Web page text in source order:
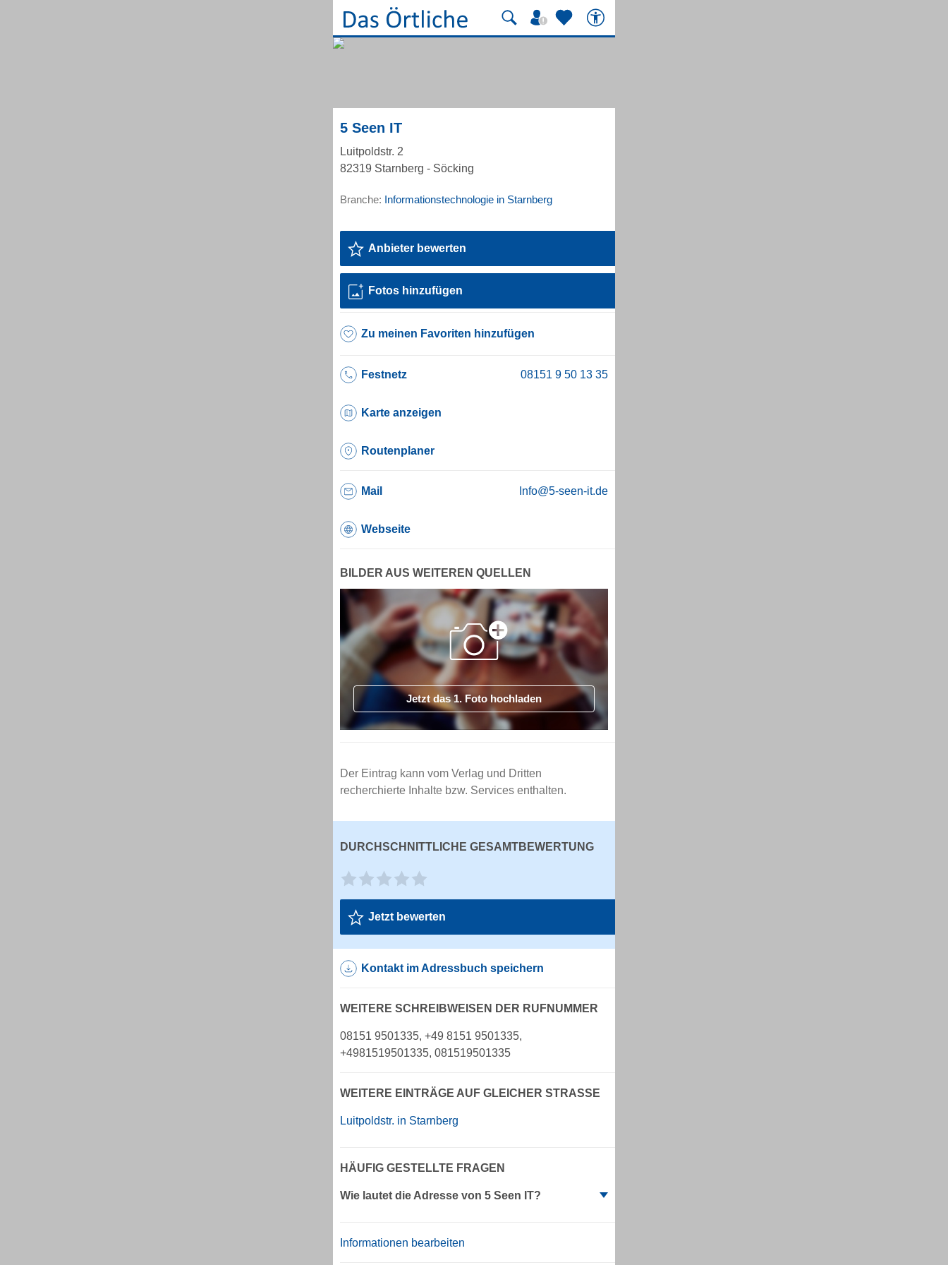
5 Seen IT
Luitpoldstr. 2
82319 Starnberg - Söcking
Branche: Informationstechnologie in Starnberg
Anbieter bewerten
Fotos hinzufügen
Zu meinen Favoriten hinzufügen
Festnetz
Karte anzeigen
Routenplaner
Mail Info@5-seen-it.de
Webseite
BILDER AUS WEITEREN QUELLEN
Jetzt das 1. Foto hochladen
Der Eintrag kann vom Verlag und Dritten
recherchierte Inhalte bzw. Services enthalten.
DURCHSCHNITTLICHE GESAMTBEWERTUNG
Jetzt bewerten
Kontakt im Adressbuch speichern
WEITERE SCHREIBWEISEN DER RUFNUMMER
08151 9501335, +49 8151 9501335,
+4981519501335, 081519501335
WEITERE EINTRÄGE AUF GLEICHER STRASSE
Luitpoldstr. in Starnberg
HÄUFIG GESTELLTE FRAGEN
Wie lautet die Adresse von 5 Seen IT?
Informationen bearbeiten